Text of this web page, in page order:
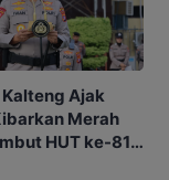
Ajak
Merah
HUT ke-81